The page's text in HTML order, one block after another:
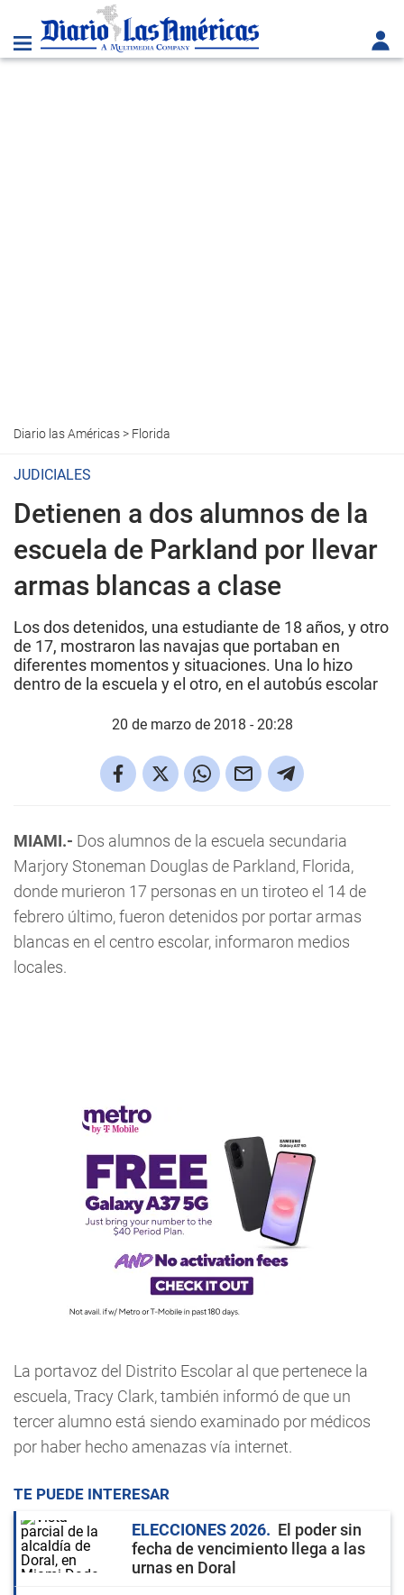
Diario las Américas> Florida
JUDICIALES
Detienen a dos alumnos de la
escuela de Parkland por llevar
armas blancas a clase
Los dos detenidos, una estudiante de 18 años, y otro
de 17, mostraron las navajas que portaban en
diferentes momentos y situaciones. Una lo hizo
dentro de la escuela y el otro, en el autobús escolar
20 de marzo de 2018 - 20:28
MIAMI.- Dos alumnos de la escuela secundaria
Marjory Stoneman Douglas de Parkland, Florida,
donde murieron 17 personas en un tiroteo el 14 de
febrero último, fueron detenidos por portar armas
blancas en el centro escolar, informaron medios
locales.
La portavoz del Distrito Escolar al que pertenece la
escuela, Tracy Clark, también informó de que un
tercer alumno está siendo examinado por médicos
por haber hecho amenazas vía internet.
TE PUEDE INTERESAR
ELECCIONES 2026
El poder sin
fecha de vencimiento llega a las
urnas en Doral